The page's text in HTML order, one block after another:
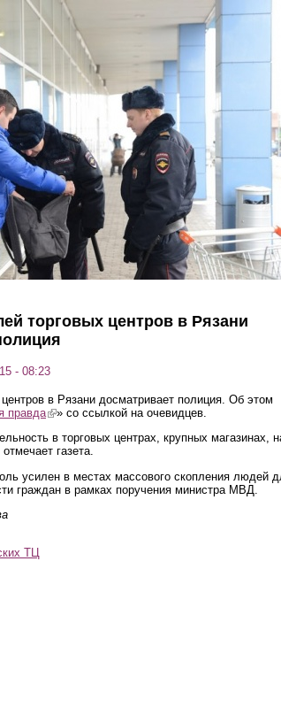
торговых центров в Рязани
- 08:23
в Рязани досматривает полиция. Об этом
правда(link is external)
» со ссылкой на очевидцев.
в торговых центрах, крупных магазинах,
газета.
усилен в местах массового скопления людей
граждан в рамках поручения министра МВД.
ТЦ